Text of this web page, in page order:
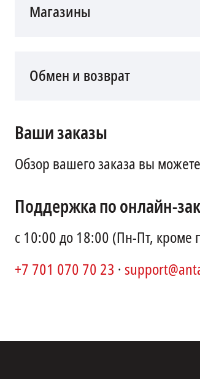
Магазины
Обмен и возврат
Ваши заказы
Обзор вашего заказа вы
Поддержка по онлайн-
с 10:00 до 18:00 (Пн-Пт, кроме
+7 701 070 70 23 ·